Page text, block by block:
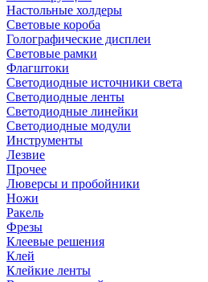
Настольные холдеры
Световые короба
Голографические дисплеи
Световые рамки
Флагштоки
Светодиодные источники света
Светодиодные ленты
Светодиодные линейки
Светодиодные модули
Инструменты
Лезвие
Прочее
Люверсы и пробойники
Ножи
Ракель
Фрезы
Клеевые решения
Клей
Клейкие ленты